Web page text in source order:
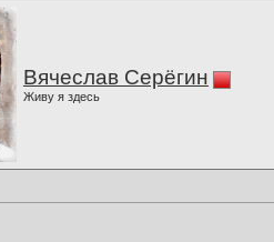
Вячеслав Серёгин
Живу я здесь